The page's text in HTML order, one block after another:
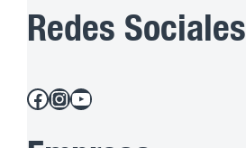
Redes Sociales
Facebook Instagram YouTube